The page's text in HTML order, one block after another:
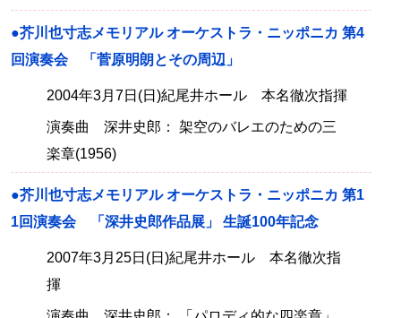
●芥川也寸志メモリアル オーケストラ・ニッポニカ 第4
回演奏会 「菅原明朗とその周辺」
2004年3月7日(日)紀尾井ホール 本名徹次指揮
演奏曲 深井史郎： 架空のバレエのための三
楽章(1956)
●芥川也寸志メモリアル オーケストラ・ニッポニカ 第1
1回演奏会 「深井史郎作品展」 生誕100年記念
2007年3月25日(日)紀尾井ホール 本名徹次指
揮